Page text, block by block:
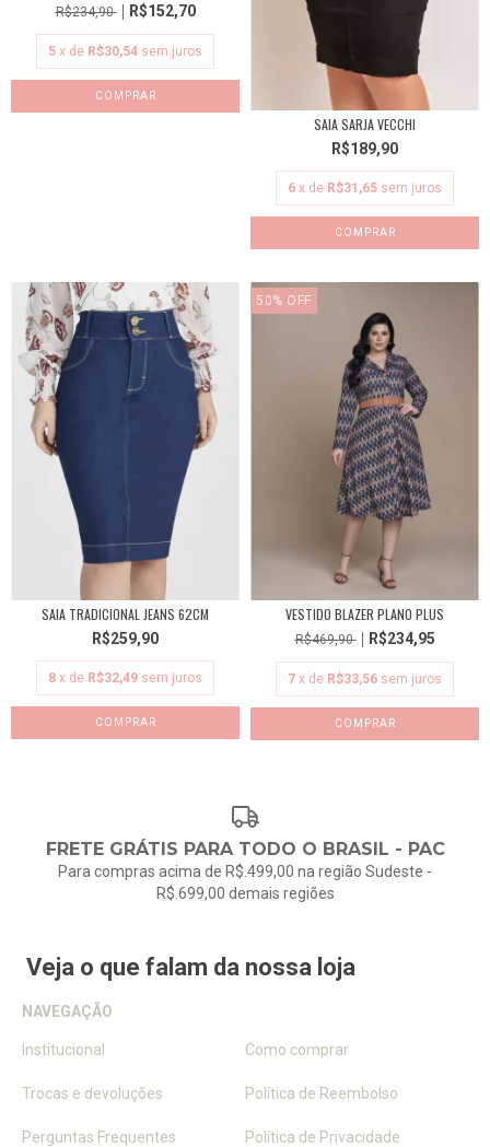
R$234,90 R$152,70
5 x de R$30,54 sem juros
COMPRAR
SAIA SARJA VECCHI
R$189,90
6 x de R$31,65 sem juros
COMPRAR
SAIA TRADICIONAL JEANS 62CM
R$259,90
8 x de R$32,49 sem juros
COMPRAR
50% OFF
VESTIDO BLAZER PLANO PLUS
R$469,90 R$234,95
7 x de R$33,56 sem juros
COMPRAR
FRETE GRÁTIS PARA TODO O BRASIL - PAC
Para compras acima de R$.499,00 na região Sudeste -
R$.699,00 demais regiões
Veja o que falam da nossa loja
NAVEGAÇÃO
Institucional Como comprar
Trocas e devoluções Política de Reembolso
Perguntas Frequentes Política de Privacidade